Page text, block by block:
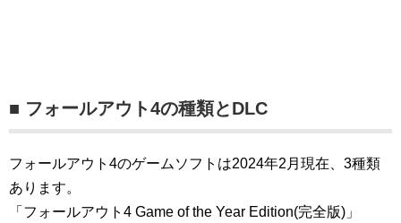
■ フォールアウト4の種類とDLC
フォールアウト4のゲームソフトは2024年2月現在、3種類
あります。
「フォールアウト4 Game of the Year Edition(完全版)」